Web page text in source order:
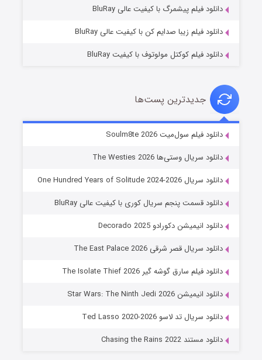
خاندان اژدها فصل ۳
جادوگری در مغولستان
قسمت ۱۴ (زیرنویس) منتشر شد
دانلود فیلم پیشمرگ با کیفیت عالی BluRay
دانلود فیلم زیبا صدایم کن با کیفیت عالی BluRay
دانلود فیلم کوکتل مولوتوف با کیفیت BluRay
جدیدترین پست‌ها
دانلود فیلم سول‌میت Soulm8te 2026
دانلود سریال وستی‌ها The Westies 2026
دانلود سریال One Hundred Years of Solitude 2024-2026
دانلود قسمت پنجم سریال کوری با کیفیت عالی BluRay
دانلود انیمیشن دکورادو Decorado 2025
دانلود سریال قصر شرقی The East Palace 2026
دانلود فیلم سارق گوشه گیر The Isolate Thief 2026
دانلود انیمیشن Star Wars: The Ninth Jedi 2026
دانلود سریال تد لاسو Ted Lasso 2020-2026
دانلود مستند Chasing the Rains 2022